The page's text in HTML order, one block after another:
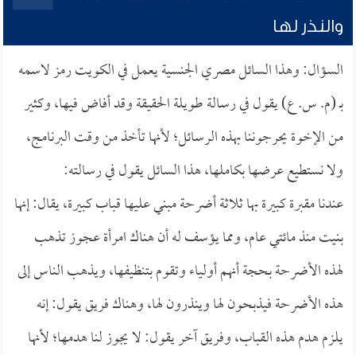
والنذر لها
السؤال: وهذا السائل مصري الجنسية يعمل في الكويت رمز لاسمه
بـ (م. س. ع) يقول في رسالة طويلة الحقيقة وقد أفاض فيها، وكثير
من الإخوة يحرجوننا بهذه الرسائل؛ لأنها تأخذ من وقت البرنامج،
ولا نستطيع عرضها بكاملها، هذا السائل يقول في رسالته:
عندنا مقبرة كبيرة بها ثلاثة أضرحة مبني عليها قباب كبيرة، يقال: إنها
بنيت منذ مائتي عام، ومما يؤسف له أن هناك امرأة عجوز تذهب
لهذه الأضرحة بحجة أنهم أولياء وتقوم بتنظيفها، ويذهب الناس إلى
هذه الأضرحة فيذبحون لها وينذرون لها، وهناك فريق يقول: إنه
يلزم هدم هذه القباب، وفريق آخر يقول: لا يجوز لنا هدمها؛ لأنها